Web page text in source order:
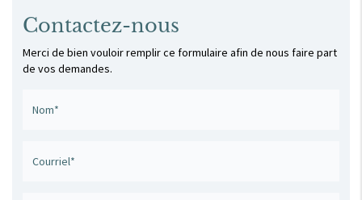
Contactez-nous
Merci de bien vouloir remplir ce formulaire afin de nous faire part
de vos demandes.